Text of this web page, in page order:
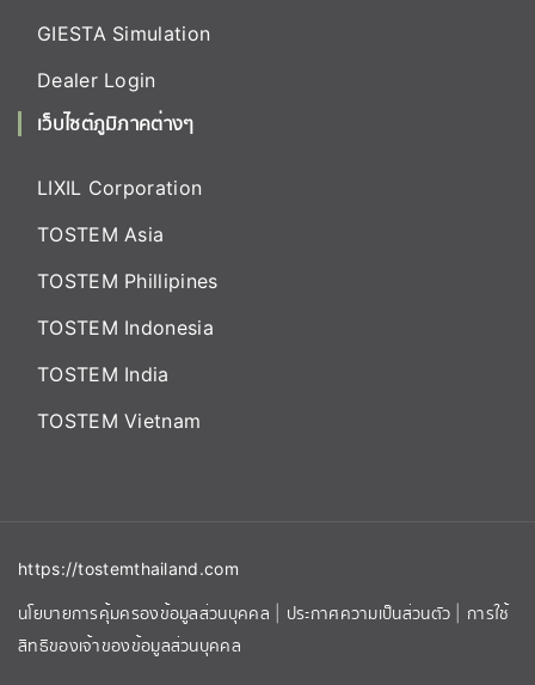
GIESTA Simulation
Dealer Login
เว็บไซต์ภูมิภาคต่างๆ
LIXIL Corporation
TOSTEM Asia
TOSTEM Phillipines
TOSTEM Indonesia
TOSTEM India
TOSTEM Vietnam
https://tostemthailand.com
นโยบายการคุ้มครองข้อมูลส่วนบุคคล ประกาศความเป็นส่วนตัว
การใช้
สิทธิของเจ้าของข้อมูลส่วนบุคคล